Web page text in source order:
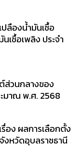
ลืองน้ำมันเชื้อ
เชื้อเพลิง ประจำ
ส่วนกลางของ
มาณ พ.ศ. 2568
อง ผลการเลือกตั้ง
งหวัดอุบลราชธานี